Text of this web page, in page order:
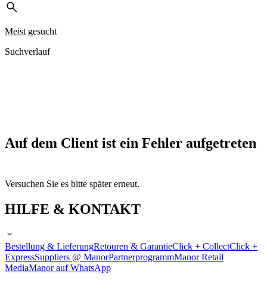
Meist gesucht
Suchverlauf
Auf dem Client ist ein Fehler aufgetreten
Versuchen Sie es bitte später erneut.
HILFE & KONTAKT
Bestellung & LieferungRetouren & GarantieClick + CollectClick +
ExpressSuppliers @ ManorPartnerprogrammManor Retail
MediaManor auf WhatsApp